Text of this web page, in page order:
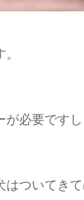
必要です
はついてき